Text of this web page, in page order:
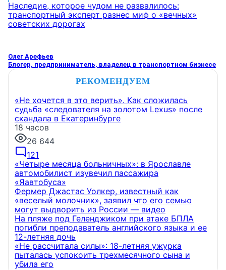
Наследие, которое чудом не развалилось:
транспортный эксперт разнес миф о «вечных»
советских дорогах
Олег Арефьев
Блогер, предприниматель, владелец в транспортном бизнесе
РЕКОМЕНДУЕМ
«Не хочется в это верить». Как сложилась
судьба «следователя на золотом Lexus» после
скандала в Екатеринбурге
18 часов
26 644
121
«Четыре месяца больничных»: в Ярославле
автомобилист изувечил пассажира
«Яавтобуса»
Фермер Джастас Уолкер, известный как
«веселый молочник», заявил что его семью
могут выдворить из России — видео
На пляже под Геленджиком при атаке БПЛА
погибли преподаватель английского языка и ее
12-летняя дочь
«Не рассчитала силы»: 18-летняя ужурка
пыталась успокоить трехмесячного сына и
убила его